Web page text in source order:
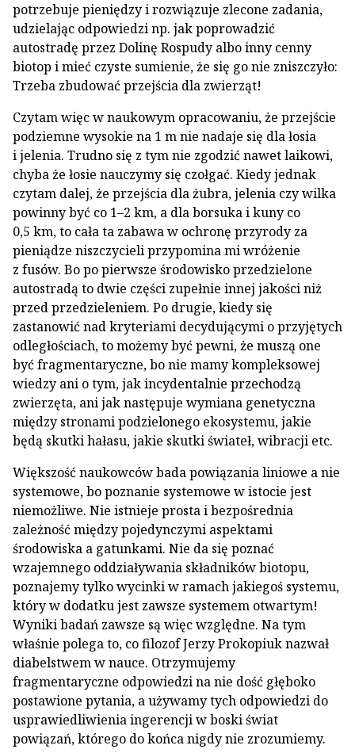
potrzebuje pieniędzy i rozwiązuje zlecone zadania,
udzielając odpowiedzi np. jak poprowadzić
autostradę przez Dolinę Rospudy albo inny cenny
biotop i mieć czyste sumienie, że się go nie zniszczyło:
Trzeba zbudować przejścia dla zwierząt!
Czytam więc w naukowym opracowaniu, że przejście
podziemne wysokie na 1 m nie nadaje się dla łosia
i jelenia. Trudno się z tym nie zgodzić nawet laikowi,
chyba że łosie nauczymy się czołgać. Kiedy jednak
czytam dalej, że przejścia dla żubra, jelenia czy wilka
powinny być co 1–2 km, a dla borsuka i kuny co
0,5 km, to cała ta zabawa w ochronę przyrody za
pieniądze niszczycieli przypomina mi wróżenie
z fusów. Bo po pierwsze środowisko przedzielone
autostradą to dwie części zupełnie innej jakości niż
przed przedzieleniem. Po drugie, kiedy się
zastanowić nad kryteriami decydującymi o przyjętych
odległościach, to możemy być pewni, że muszą one
być fragmentaryczne, bo nie mamy kompleksowej
wiedzy ani o tym, jak incydentalnie przechodzą
zwierzęta, ani jak następuje wymiana genetyczna
między stronami podzielonego ekosystemu, jakie
będą skutki hałasu, jakie skutki świateł, wibracji etc.
Większość naukowców bada powiązania liniowe a nie
systemowe, bo poznanie systemowe w istocie jest
niemożliwe. Nie istnieje prosta i bezpośrednia
zależność między pojedynczymi aspektami
środowiska a gatunkami. Nie da się poznać
wzajemnego oddziaływania składników biotopu,
poznajemy tylko wycinki w ramach jakiegoś systemu,
który w dodatku jest zawsze systemem otwartym!
Wyniki badań zawsze są więc względne. Na tym
właśnie polega to, co filozof Jerzy Prokopiuk nazwał
diabelstwem w nauce. Otrzymujemy
fragmentaryczne odpowiedzi na nie dość głęboko
postawione pytania, a używamy tych odpowiedzi do
usprawiedliwienia ingerencji w boski świat
powiązań, którego do końca nigdy nie zrozumiemy.